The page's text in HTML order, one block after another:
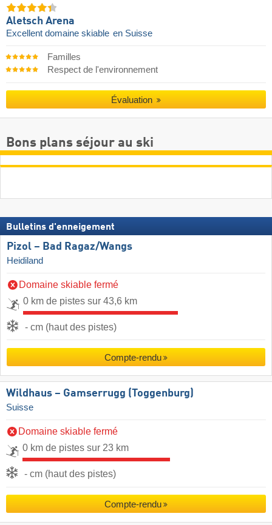
Aletsch Arena
Excellent domaine skiable en Suisse
Familles
Respect de l'environnement
Évaluation
Bons plans séjour au ski
Bulletins d'enneigement
Pizol – Bad Ragaz/​Wangs
Heidiland
Domaine skiable fermé
0 km de pistes sur 43,6 km
- cm (haut des pistes)
Compte-rendu
Wildhaus – Gamserrugg (Toggenburg)
Suisse
Domaine skiable fermé
0 km de pistes sur 23 km
- cm (haut des pistes)
Compte-rendu